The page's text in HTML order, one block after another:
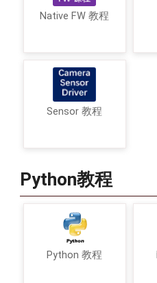
Native FW 教程
Sensor 教程
Python教程
Python 教程